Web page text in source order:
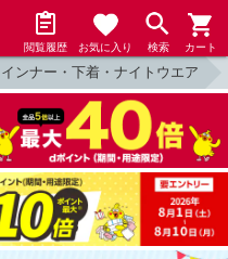
閲覧履歴 お気に入り 検索 カート
インナー・下着・ナイトウエア